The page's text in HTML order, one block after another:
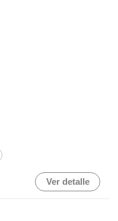
y cont...
Ver detalle